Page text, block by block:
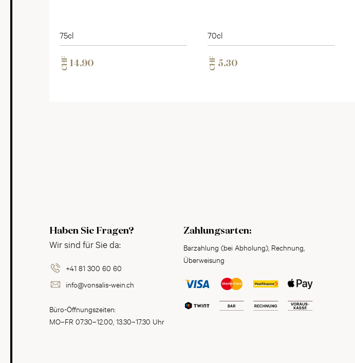
75cl
CHF 14.90
70cl
CHF 5.30
Haben Sie Fragen?
Wir sind für Sie da:
+41 81 300 60 60
info@vonsalis-wein.ch
Büro-Öffnungszeiten:
MO–FR 07.30–12.00, 13.30–17.30 Uhr
Zahlungsarten:
Barzahlung (bei Abholung), Rechnung,
Überweisung